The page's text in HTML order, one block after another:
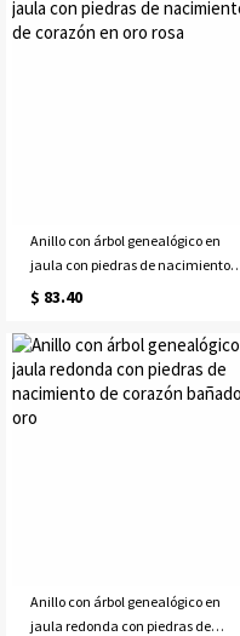
Anillo con árbol genealógico en
jaula con piedras de nacimiento
de corazón en oro rosa
$ 83.40
Anillo con árbol genealógico en
jaula redonda con piedras de